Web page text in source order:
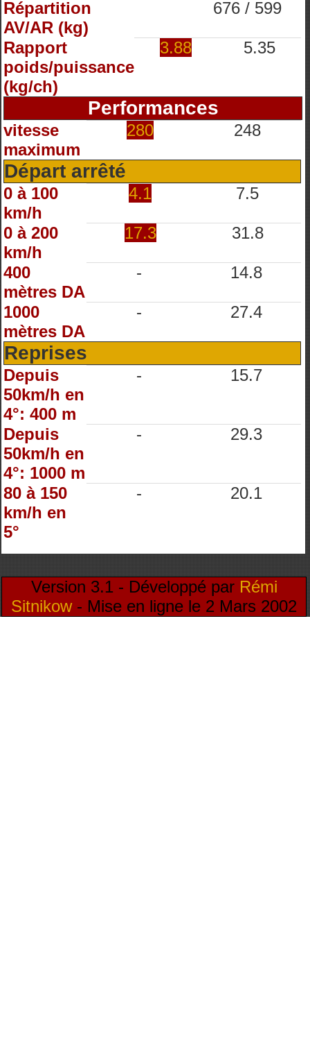
Répartition
AV/AR (kg)
676 / 599
Rapport
poids/puissance
(kg/ch)
3.88 5.35
Performances
vitesse
maximum
280 248
Départ arrêté
0 à 100
km/h
4.1 7.5
0 à 200
km/h
17.3 31.8
400
mètres DA
- 14.8
1000
mètres DA
- 27.4
Reprises
Depuis
50km/h en
4°: 400 m
- 15.7
Depuis
50km/h en
4°: 1000 m
- 29.3
80 à 150
km/h en
5°
- 20.1
Version 3.1 - Développé par Rémi
Sitnikow- Mise en ligne le 2 Mars 2002